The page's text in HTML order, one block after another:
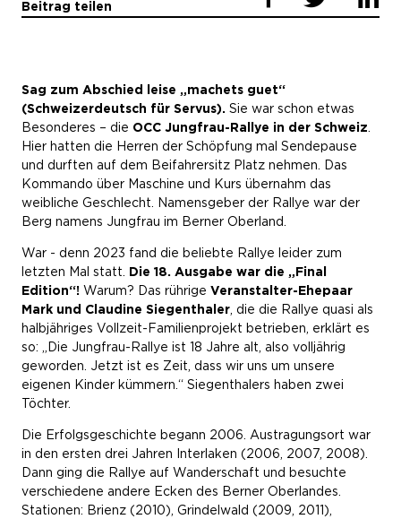
Beitrag teilen
Sag zum Abschied leise „machets guet“
(Schweizerdeutsch für Servus). Sie war schon etwas
Besonderes – die OCC Jungfrau-Rallye in der Schweiz
Hier hatten die Herren der Schöpfung mal Sendepause
und durften auf dem Beifahrersitz Platz nehmen. Das
Kommando über Maschine und Kurs übernahm das
weibliche Geschlecht. Namensgeber der Rallye war der
Berg namens Jungfrau im Berner Oberland.
War - denn 2023 fand die beliebte Rallye leider zum
letzten Mal statt. Die 18. Ausgabe war die „Final
Edition“! Warum? Das rührige Veranstalter-Ehepaar
Mark und Claudine Siegenthaler , die die Rallye quasi als
halbjähriges Vollzeit-Familienprojekt betrieben, erklärt es
so: „Die Jungfrau-Rallye ist 18 Jahre alt, also volljährig
geworden. Jetzt ist es Zeit, dass wir uns um unsere
eigenen Kinder kümmern.“ Siegenthalers haben zwei
Töchter.
Die Erfolgsgeschichte begann 2006. Austragungsort war
in den ersten drei Jahren Interlaken (2006, 2007, 2008).
Dann ging die Rallye auf Wanderschaft und besuchte
verschiedene andere Ecken des Berner Oberlandes.
Stationen: Brienz (2010), Grindelwald (2009, 2011),